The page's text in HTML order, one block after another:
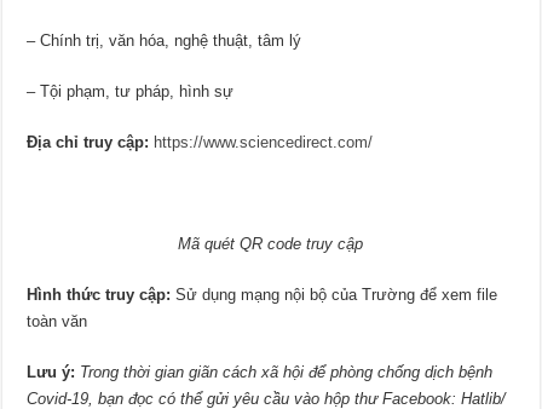
– Chính trị, văn hóa, nghệ thuật, tâm lý
– Tội phạm, tư pháp, hình sự
Địa chỉ truy cập: https://www.sciencedirect.com/
Mã quét QR code truy cập
Hình thức truy cập:Sử dụng mạng nội bộ của Trường để xem file
toàn văn
Lưu ý: Trong thời gian giãn cách xã hội để phòng chống dịch bệnh
Covid-19, bạn đọc có thể gửi yêu cầu vào hộp thư Facebook: Hatlib/